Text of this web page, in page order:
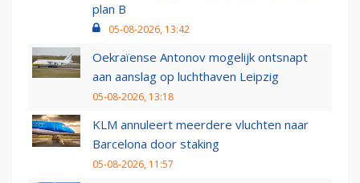
plan B
05-08-2026, 13:42
Oekraïense Antonov mogelijk ontsnapt
aan aanslag op luchthaven Leipzig
05-08-2026, 13:18
KLM annuleert meerdere vluchten naar
Barcelona door staking
05-08-2026, 11:57